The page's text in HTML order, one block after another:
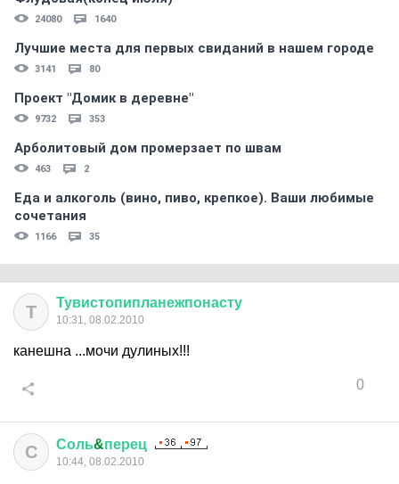
24080 1640
Лучшие места для первых свиданий в нашем городе
3141 80
Проект "Домик в деревне"
9732 353
Арболитовый дом промерзает по швам
463 2
Еда и алкоголь (вино, пиво, крепкое). Ваши любимые
сочетания
1166 35
Т Тувистопипланежпонасту
10:31, 08.02.2010
канешна ...мочи дулиных!!!
0
С Соль&перец
10:44, 08.02.2010